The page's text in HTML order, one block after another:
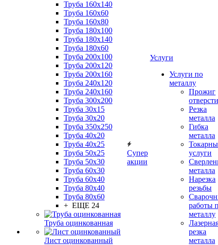
Труба 160x140
Труба 160x60
Труба 160x80
Труба 180x100
Труба 180x140
Труба 180x60
Труба 200x100
Труба 200x120
Труба 200x160
Труба 240x120
Труба 240x160
Труба 300x200
Труба 30x15
Труба 30x20
Труба 350x250
Труба 40x20
Труба 40x25
Труба 50x25
Труба 50x30
Труба 60x30
Труба 60x40
Труба 80x40
Труба 80x60
+ ЕЩЕ 24
Труба оцинкованная
Лист оцинкованный
Супер
акции
Услуги
Услуги по
металлу
Прожиг
Резка
металла
Гибка
металла
услуги
металла
Нарезка
резьбы
работы
металлу
резка
металла